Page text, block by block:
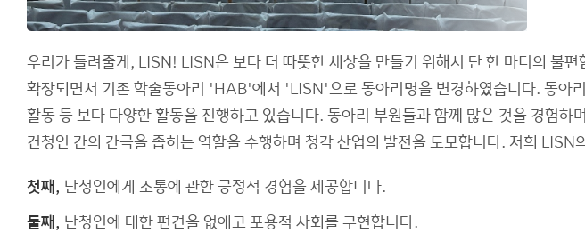
우리가 들려줄게, LISN! LISN은 보다 더 따뜻한 세상을 만들기 위해서 단 한 마디의 불
확장되면서 기존 학술동아리 'HAB'에서 'LISN'으로 동아리명을 변경하였습니다. 동아
활동 등 보다 다양한 활동을 진행하고 있습니다. 동아리 부원들과 함께 많은 것을 경험
건청인 간의 간극을 좁히는 역할을 수행하며 청각 산업의 발전을 도모합니다. 저희 LISN
첫째, 난청인에게 소통에 관한 긍정적 경험을 제공합니다.
둘째, 난청인에 대한 편견을 없애고 포용적 사회를 구현합니다.